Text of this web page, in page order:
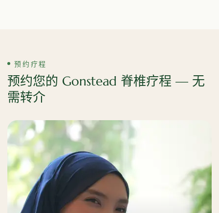
预约疗程
预约您的 Gonstead 脊椎疗程 — 无
需转介